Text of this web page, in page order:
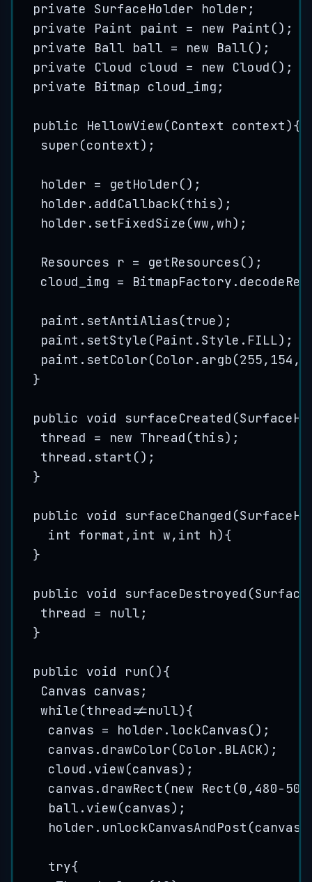
private
SurfaceHolder holder ;
private
Paint paint = new Paint () ;
private
Ball ball = new Ball() ;
private
Cloud cloud = new Cloud () ;
private
Bitmap cloud_img ;
public HellowView(Context context){
super(context);
holder = getHolder() ;
holder . addCallback(this) ;
holder . setFixedSize (ww,wh) ;
Resources r = getResources() ;
cloud_img = BitmapFactory .
paint . setAntiAlias(true) ;
paint . setStyle (Paint . Style . FILL) ;
paint . setColor(Color . argb(255, 154 ,
}
public void surfaceCreated (
thread = new Thread (this) ;
thread . start () ;
}
public void surfaceChanged (
int
format , int w, int h){
}
public void surfaceDestroyed (
thread = null ;
}
public void run(){
Canvas canvas ;
while (thread!=null){
canvas = holder .lockCanvas() ;
canvas . drawColor(Color . BLACK) ;
cloud . view(canvas) ;
canvas . drawRect (new Rect (0 , 480-50
ball . view(canvas) ;
holder . unlockCanvasAndPost (canvas
try{